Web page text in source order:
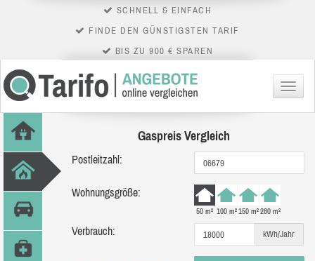
SCHNELL & EINFACH
FINDE DEN GÜNSTIGSTEN TARIF
BIS ZU 900 € SPAREN
Menü
Gaspreis Vergleich
Postleitzahl:
Wohnungsgröße:
50 m² 100 m²150 m²280 m²
Verbrauch: kWh/Jahr